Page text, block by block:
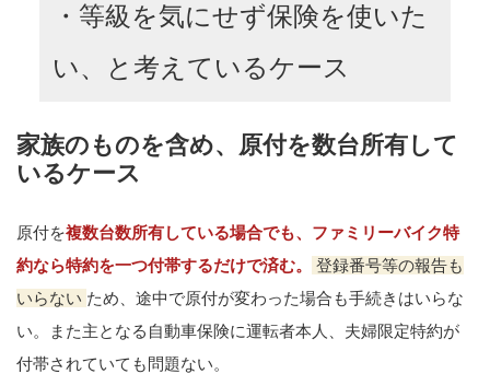
・等級を気にせず保険を使いた
い、と考えているケース
家族のものを含め、原付を数台所有して
いるケース
原付を複数台数所有している場合でも、ファミリーバイク特
約なら特約を一つ付帯するだけで済む。
登録番号等の報告も
いらない ため、途中で原付が変わった場合も手続きはいらな
い。また主となる自動車保険に運転者本人、夫婦限定特約が
付帯されていても問題ない。